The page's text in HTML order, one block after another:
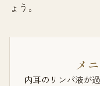
ょう。
メ
内耳のリンパ液が